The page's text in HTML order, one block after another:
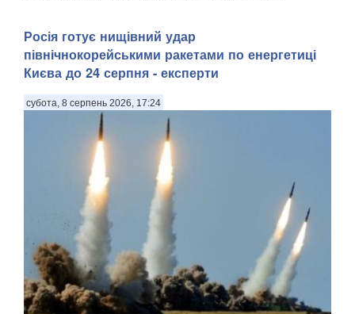
Росія готує нищівний удар
північнокорейськими ракетами по енергетиці
Києва до 24 серпня - експерти
субота, 8 серпень 2026, 17:24